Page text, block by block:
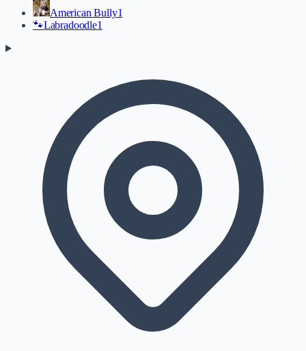
American Bully1
🐾Labradoodle1